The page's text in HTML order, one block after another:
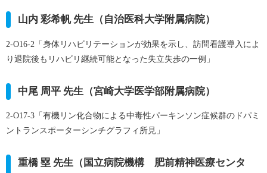
山内 彩希帆 先生（自治医科大学附属病院）
2-O16-2 「身体リハビリテーションが効果を示し、訪問看護導入によ
り退院後もリハビリ継続可能となった失立失歩の一例」
中尾 周平 先生（宮崎大学医学部附属病院）
2-O17-3 「有機リン化合物による中毒性パーキンソン症候群のドパミ
ントランスポーターシンチグラフィ所見」
重橋 塁 先生（国立病院機構 肥前精神医療センタ